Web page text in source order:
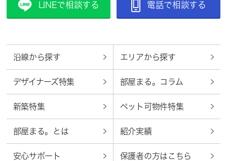
LINEで相談する 電話で相談する
沿線から探す エリアから探す
デザイナーズ特集 部屋まる。コラム
新築特集 ペット可物件特集
部屋まる。とは 紹介実績
安心サポート 保護者の方はこちら